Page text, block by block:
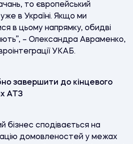
то європейський
в Україні. Якщо ми
в цьому напрямку, обидві
– Олександра Авраменко,
УКАБ.
завершити до кінцевого
ATЗ
бізнес сподівається на
домовленостей у межах